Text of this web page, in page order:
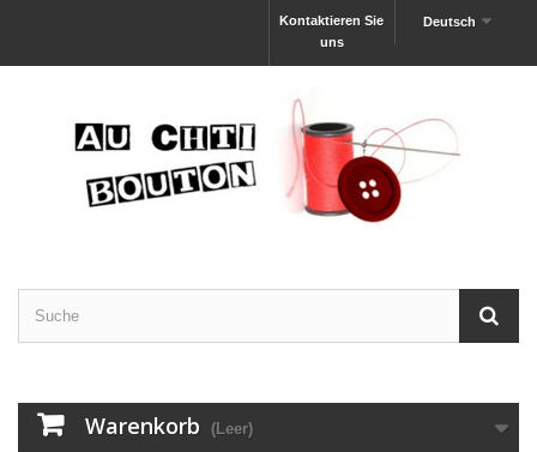
Deutsch
Kontaktieren Sie
uns
Warenkorb (Leer)